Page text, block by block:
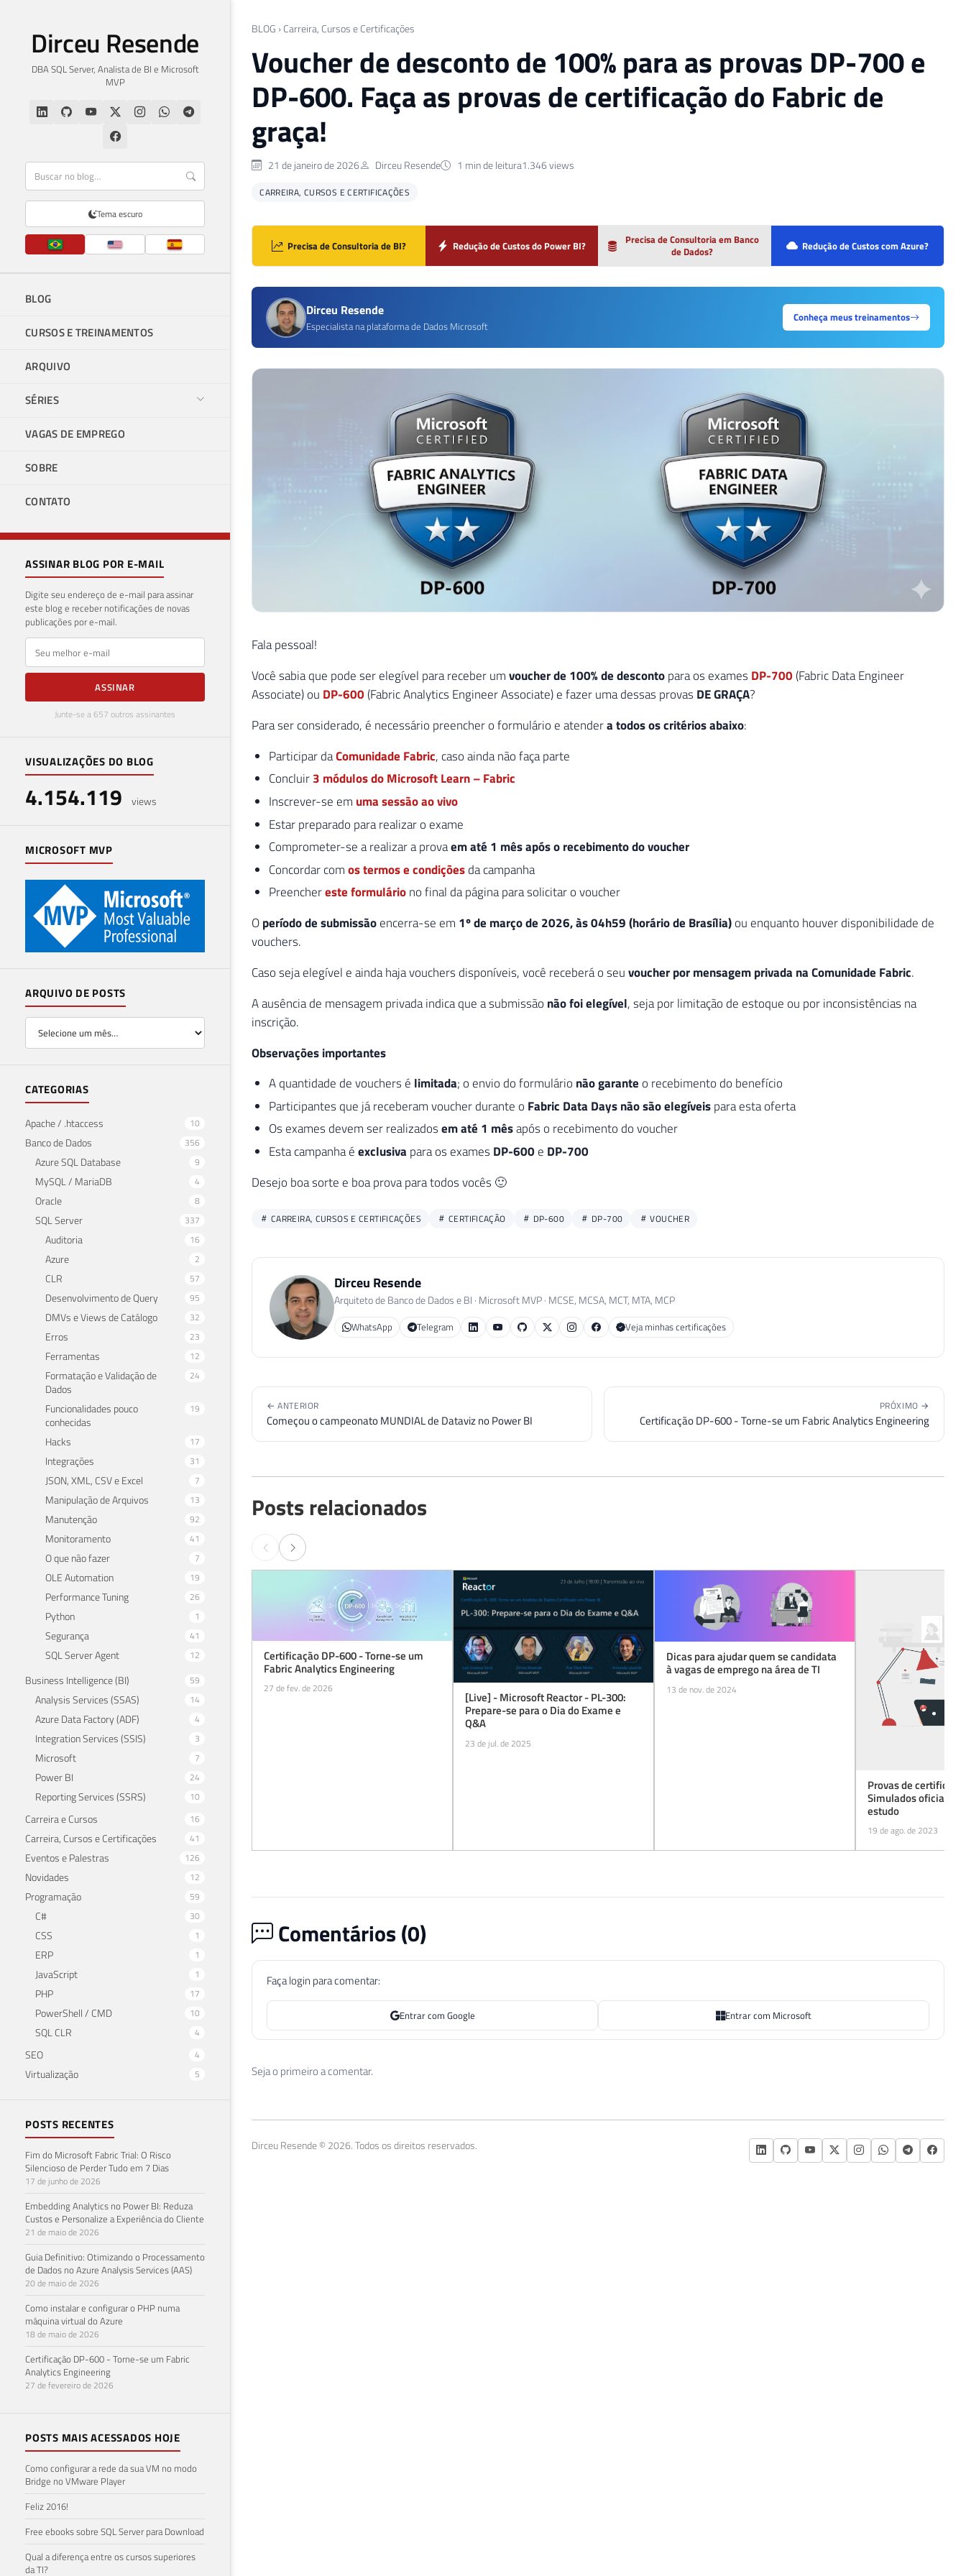
Dirceu Resende
DBA SQL Server, Analista de BI e Microsoft
MVP
Tema escuro
BLOG
CURSOS E TREINAMENTOS
ARQUIVO
SÉRIES
VAGAS DE EMPREGO
SOBRE
CONTATO
ASSINAR BLOG POR E-MAIL
Digite seu endereço de e-mail para assinar
este blog e receber notificações de novas
publicações por e-mail.
E-mail
ASSINAR
Junte-se a 657 outros assinantes
VISUALIZAÇÕES DO BLOG
4.154.119 views
MICROSOFT MVP
ARQUIVO DE POSTS
CATEGORIAS
Apache / .htaccess 10
Banco de Dados 356
Azure SQL Database 9
MySQL / MariaDB 4
Oracle 8
SQL Server 337
Auditoria 16
Azure 2
CLR 57
Desenvolvimento de Query 95
DMVs e Views de Catálogo 32
Erros 23
Ferramentas 12
Formatação e Validação de
Dados
24
Funcionalidades pouco
conhecidas
19
Hacks 17
Integrações 31
JSON, XML, CSV e Excel 7
Manipulação de Arquivos 13
Manutenção 92
Monitoramento 41
O que não fazer 7
OLE Automation 19
Performance Tuning 26
Python 1
Segurança 41
SQL Server Agent 12
Business Intelligence (BI) 59
Analysis Services (SSAS) 14
Azure Data Factory (ADF) 4
Integration Services (SSIS) 3
Microsoft 7
Power BI 24
Reporting Services (SSRS) 10
Carreira e Cursos 16
Carreira, Cursos e Certificações 41
Eventos e Palestras 126
Novidades 12
Programação 59
C# 30
CSS 1
ERP 1
JavaScript 1
PHP 17
PowerShell / CMD 10
SQL CLR 4
SEO 4
Virtualização 5
POSTS RECENTES
Fim do Microsoft Fabric Trial: O Risco
Silencioso de Perder Tudo em 7 Dias
17 de junho de 2026
Embedding Analytics no Power BI: Reduza
Custos e Personalize a Experiência do Cliente
21 de maio de 2026
Guia Definitivo: Otimizando o Processamento
de Dados no Azure Analysis Services (AAS)
20 de maio de 2026
Como instalar e configurar o PHP numa
máquina virtual do Azure
18 de maio de 2026
Certificação DP-600 - Torne-se um Fabric
Analytics Engineering
27 de fevereiro de 2026
POSTS MAIS ACESSADOS HOJE
Como configurar a rede da sua VM no modo
Bridge no VMware Player
Feliz 2016!
Free ebooks sobre SQL Server para Download
Qual a diferença entre os cursos superiores
da TI?
BLOG › Carreira, Cursos e Certificações
Voucher de desconto de 100% para as provas DP-700 e
DP-600. Faça as provas de certificação do Fabric de
graça!
21 de janeiro de 2026 Dirceu Resende 1 min de leitura1.346 views
CARREIRA, CURSOS E CERTIFICAÇÕES
Precisa de Consultoria de BI? Redução de Custos do Power BI?
Precisa de Consultoria em Banco
de Dados?
Redução de Custos com Azure?
Dirceu Resende
Especialista na plataforma de Dados Microsoft
Conheça meus treinamentos
Fala pessoal!
Você sabia que pode ser elegível para receber umvoucher de 100% de descontopara os exames DP-700 (Fabric Data Engineer
Associate) ou DP-600 (Fabric Analytics Engineer Associate) e fazer uma dessas provas DE GRAÇA?
Para ser considerado, é necessário preencher o formulário e atendera todos os critérios abaixo:
Participar daComunidade Fabric, caso ainda não faça parte
Concluir3 módulos do Microsoft Learn – Fabric
Inscrever-se em uma sessão ao vivo
Estar preparado para realizar o exame
Comprometer-se a realizar a provaem até 1 mês após o recebimento do voucher
Concordar comos termos e condiçõesda campanha
Preenchereste formuláriono final da página para solicitar o voucher
Operíodo de submissãoencerra-se em 1º de março de 2026, às 04h59 (horário de Brasília)ou enquanto houver disponibilidade de
vouchers.
Caso seja elegível e ainda haja vouchers disponíveis, você receberá o seuvoucher por mensagem privada na Comunidade Fabric.
A ausência de mensagem privada indica que a submissão não foi elegível, seja por limitação de estoque ou por inconsistências na
inscrição.
Observações importantes
A quantidade de vouchers é limitada; o envio do formulário não garante o recebimento do benefício
Participantes que já receberam voucher durante o Fabric Data Days não são elegíveispara esta oferta
Os exames devem ser realizadosem até 1 mêsapós o recebimento do voucher
Esta campanha éexclusiva para os exames DP-600 e DP-700
Desejo boa sorte e boa prova para todos vocês 🙂
CARREIRA, CURSOS E CERTIFICAÇÕES CERTIFICAÇÃO DP-600 DP-700 VOUCHER
Dirceu Resende
Arquiteto de Banco de Dados e BI · Microsoft MVP · MCSE, MCSA, MCT, MTA, MCP
WhatsApp Telegram Veja minhas certificações
← ANTERIOR
Começou o campeonato MUNDIAL de Dataviz no Power BI
PRÓXIMO →
Certificação DP-600 - Torne-se um Fabric Analytics Engineering
Posts relacionados
Certificação DP-600 - Torne-se um
Fabric Analytics Engineering
27 de fev. de 2026
[Live] - Microsoft Reactor - PL-300:
Prepare-se para o Dia do Exame e
Q&A
23 de jul. de 2025
Dicas para ajudar quem se candidata
à vagas de emprego na área de TI
13 de nov. de 2024
Provas de
Simulados oficiais e
estudo
19 de ago. de 2023
Comentários (0)
Faça login para comentar:
Entrar com Google Entrar com Microsoft
Seja o primeiro a comentar.
Dirceu Resende © 2026. Todos os direitos reservados.